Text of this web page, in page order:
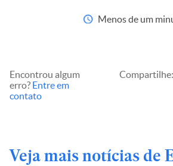
Menos de um
Encontrou algum
erro? Entre em
contato
Compartilhe:
Veja mais notícias de